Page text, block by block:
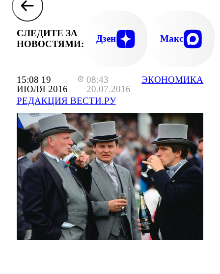
15:08 19
ИЮЛЯ 2016
08:43
20.07.2016
РЕДАКЦИЯ ВЕСТИ.РУ
ЭКОНОМИКА
СЛЕДИТЕ ЗА
НОВОСТЯМИ:
Дзен Макс